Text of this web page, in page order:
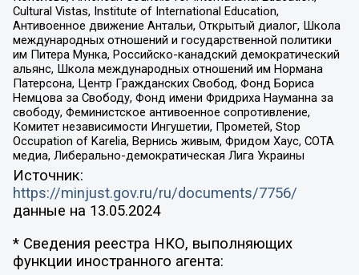
Cultural Vistas, Institute of International Education,
Антивоенное движение Антальи, Открытый диалог, Школа
международных отношений и государственной политики
им Питера Мунка, Российско-канадский демократический
альянс, Школа международных отношений им Нормана
Патерсона, Центр Гражданских Свобод, Фонд Бориса
Немцова за Свободу, Фонд имени Фридриха Науманна за
свободу, Феминистское антивоенное сопротивление,
Комитет независимости Ингушетии, Прометей, Stop
Occupation of Karelia, Вернись живым, Фридом Хаус, СОТА
медиа, Либерально-демократическая Лига Украины
Источник:
https://minjust.gov.ru/ru/documents/7756/
данные на 13.05.2024
* Сведения реестра НКО, выполняющих
функции иностранного агента: